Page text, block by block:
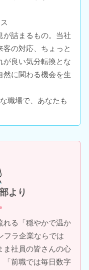
が詰まるもの。当社
の対応、ちょっと
が良い気分転換とな
然に関わる機会を生
職場で、あなたも
より
れる「穏やかで温か
フラ企業ならでは
ま社員の皆さんの心
「前職では毎日数字